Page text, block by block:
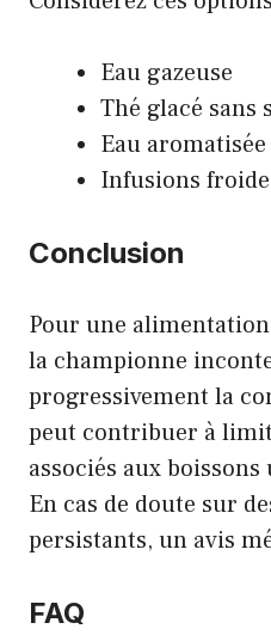
Eau gazeuse
Thé glacé sans
Eau
Infusions
Conclusion
Pour une
la championne
progressivement la
peut contribuer à
associés aux
En cas de doute sur
persistants, un avis
FAQ